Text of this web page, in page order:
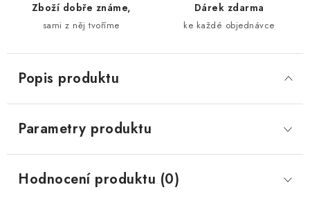
Zboží dobře známe,
sami z něj tvoříme
Dárek zdarma
ke každé objednávce
Popis produktu
Parametry produktu
Hodnocení produktu (0)